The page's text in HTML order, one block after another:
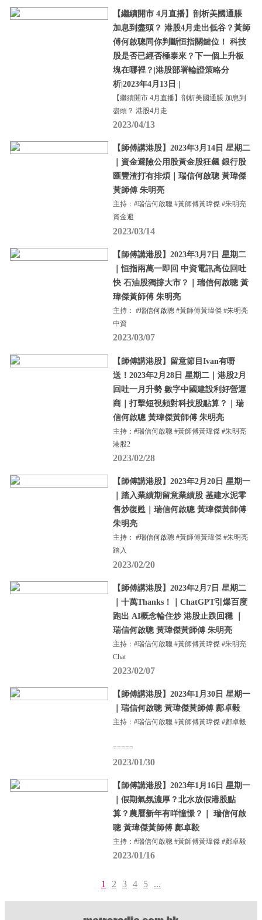
【繼續開市 4月直播】剖析美國通脹
加息到盡頭？ 港股4月走出低谷？黃師
傅何啟聰同你判斷恒指關鍵位！ 科技
股是否已經否極泰來？下一個上升板
塊在哪裡？|港股部署輪證策略分
析|2023年4月13日 |
【繼續開市 4月直播】剖析美國通脹 加息到
盡頭？ 港股4月走
2023/04/13
【師傅講港股】2023年3月14日 星期二
｜資金避險公用股黃金股狂飆 銀行股
匯豐渣打有排煩｜瑞信何啟聰 黃瑋傑
黃師傅 朱明亮
主持：#瑞信何啟聰 #黃師傅黃瑋傑 #朱明亮
資金避
2023/03/14
【師傅講港股】2023年3月7日 星期二
｜恒指兩萬一即回 中資電訊高位回吐
快 石油股獨撐大市？｜瑞信何啟聰 黃
瑋傑黃師傅 朱明亮
主持： #瑞信何啟聰 #黃師傅黃瑋傑 #朱明亮
中資
2023/03/07
【師傅講港股】留意節目Ivan有嘢
送！2023年2月28日 星期二｜港股2月
回吐一月升勢 數字中國建設利好營運
商｜打擊短視頻對科技股點算？｜瑞
信何啟聰 黃瑋傑黃師傅 朱明亮
主持：#瑞信何啟聰 #黃師傅黃瑋傑 #朱明亮
港股2
2023/02/28
【師傅講港股】2023年2月20日 星期一
｜踏入業績期留意業績股 基建水泥零
售炒復甦｜瑞信何啟聰 黃瑋傑黃師傅
朱明亮
主持： #瑞信何啟聰 #黃師傅黃瑋傑 #朱明亮
踏入
2023/02/20
【師傅講港股】2023年2月7日 星期二
｜十萬Thanks！｜ChatGPT引爆百度
跑出 AI概念輪住炒 港股止跌回穩 ｜
瑞信何啟聰 黃瑋傑黃師傅 朱明亮
主持：#瑞信何啟聰 #黃師傅黃瑋傑 #朱明亮
Chat
2023/02/07
【師傅講港股】2023年1月30日 星期一
｜瑞信何啟聰 黃瑋傑黃師傅 鄺卓毅
主持：#瑞信何啟聰 #黃師傅黃瑋傑 #鄺卓毅
=====
2023/01/30
【師傅講港股】2023年1月16日 星期一
｜假期氣氛濃厚？北水放假港股點
算？農曆新年有咩憧憬？｜ 瑞信何啟
聰 黃瑋傑黃師傅 鄺卓毅
主持：#瑞信何啟聰 #黃師傅黃瑋傑 #鄺卓毅
2023/01/16
1 2 3 4 5 ...